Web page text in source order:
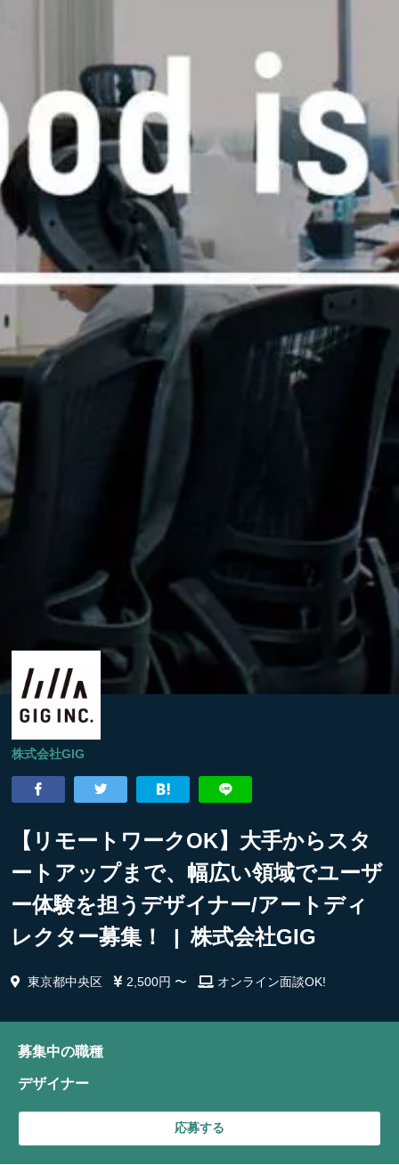
株式会社GIG
【リモートワークOK】大手からスタ
ートアップまで、幅広い領域でユーザ
ー体験を担うデザイナー/アートディ
レクター募集！ | 株式会社GIG
東京都中央区 2,500円 〜 オンライン面談OK!
募集中の職種
デザイナー
応募する